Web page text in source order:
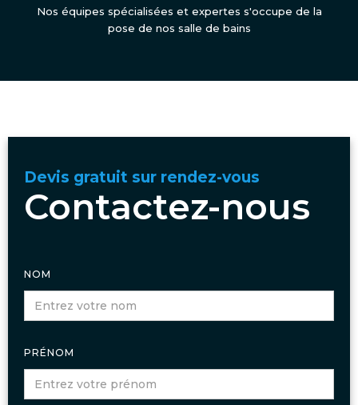
Nos équipes spécialisées et expertes s'occupe de la
pose de nos salle de bains
Devis gratuit sur rendez-vous
Contactez-nous
NOM
PRÉNOM